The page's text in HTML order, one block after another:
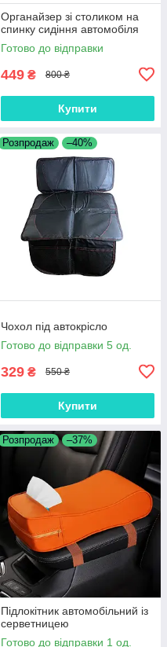
Органайзер зі столиком на
спинку сидіння автомобіля
Готово до відправки
449 ₴ 800 ₴
Купити
Розпродаж –40%
Чохол під автокрісло
Готово до відправки 5 од.
329 ₴ 550 ₴
Купити
Розпродаж –37%
Підлокітник автомобільний із
серветницею
Готово до відправки 1 од.